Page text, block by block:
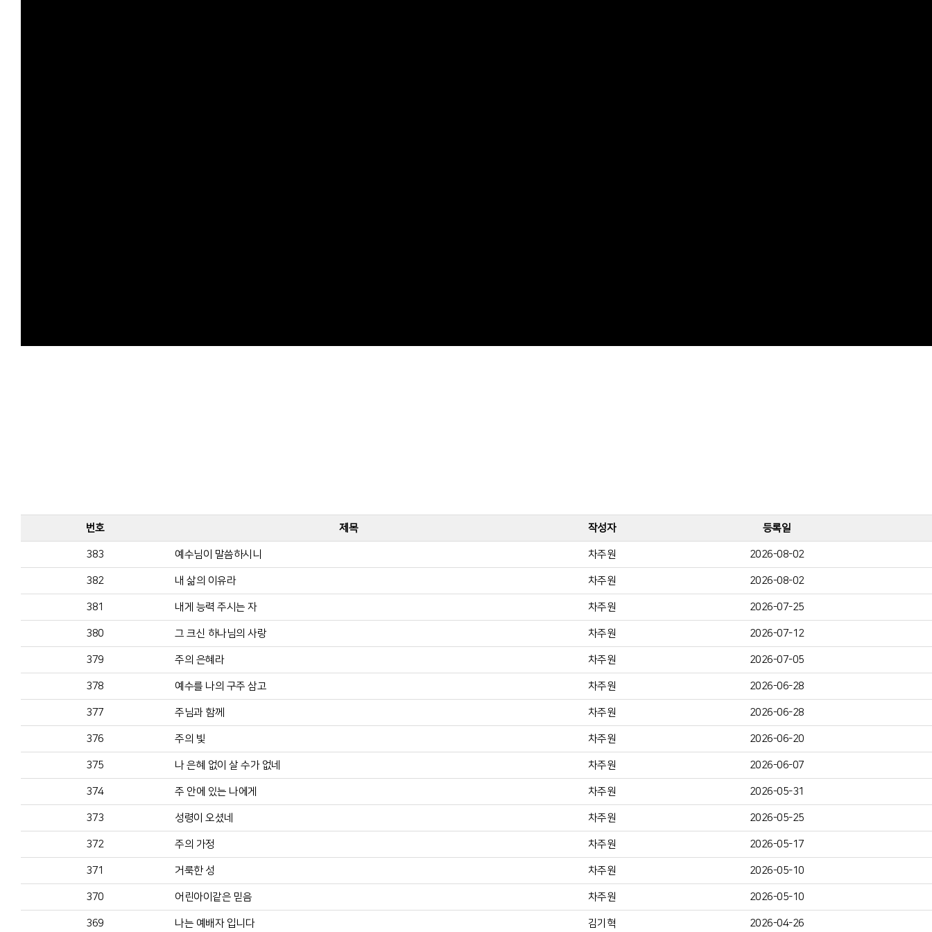
번호 제목 작성자 등록일
383 예수님이 말씀하시니 차주원 2026-08-02
382 내 삶의 이유라 차주원 2026-08-02
381 내게 능력 주시는 자 차주원 2026-07-25
380 그 크신 하나님의 사랑 차주원 2026-07-12
379 주의 은혜라 차주원 2026-07-05
378 예수를 나의 구주 삼고 차주원 2026-06-28
377 주님과 함께 차주원 2026-06-28
376 주의 빛 차주원 2026-06-20
375 나 은혜 없이 살 수가 없네 차주원 2026-06-07
374 주 안에 있는 나에게 차주원 2026-05-31
373 성령이 오셨네 차주원 2026-05-25
372 주의 가정 차주원 2026-05-17
371 거룩한 성 차주원 2026-05-10
370 어린아이같은 믿음 차주원 2026-05-10
369 나는 예배자 입니다 김기혁 2026-04-26